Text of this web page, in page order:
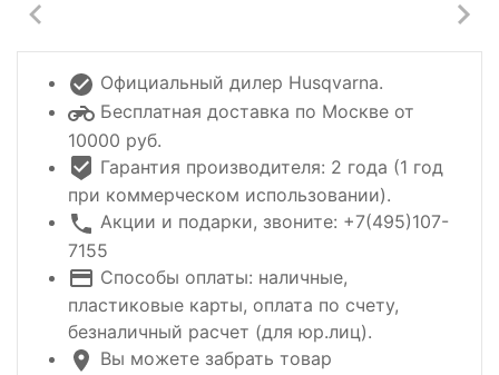
Официальный дилер Husqvarna.
Бесплатная доставка по Москве от
10000 руб.
Гарантия производителя: 2 года (1 год
при коммерческом использовании).
Акции и подарки, звоните: +7(495)107-
7155
Способы оплаты: наличные,
пластиковые карты, оплата по счету,
безналичный расчет (для юр.лиц).
Вы можете забрать товар